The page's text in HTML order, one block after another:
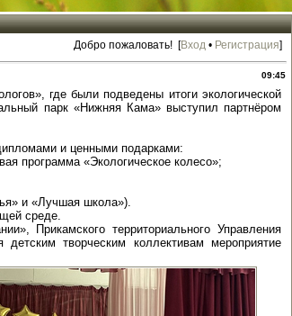
Добро пожаловать! [Вход • Регистрация]
09:45
где были подведены итоги экологической
парк «Нижняя Кама» выступил партнёром
и ценными подарками:
программа «Экологическое колесо»;
и «Лучшая школа»).
среде.
Прикамского территориального Управления
творческим коллективам мероприятие